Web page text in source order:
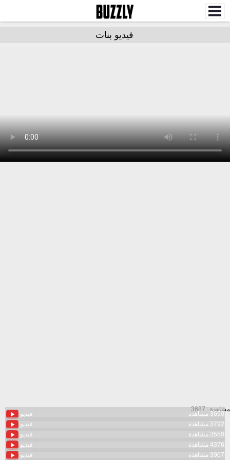
فيديو بنات
مشاهدة : 3687
فيديو
3690 مشاهدة
فيديو
3792 مشاهدة
فيديو
3550 مشاهدة
فيديو
4376 مشاهدة
فيديو
3907 مشاهدة